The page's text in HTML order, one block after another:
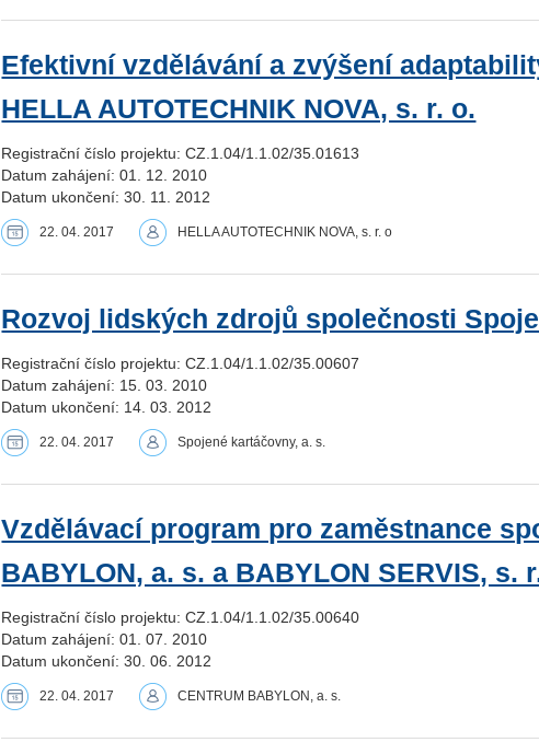
Efektivní vzdělávání a zvýšení
HELLA AUTOTECHNIK NOVA, s. r. o.
Registrační číslo projektu: CZ.1.04/1.1.02/35.01613
Datum zahájení: 01. 12. 2010
Datum ukončení: 30. 11. 2012
22. 04. 2017 HELLA AUTOTECHNIK NOVA, s. r. o
Rozvoj lidských zdrojů společnosti
Registrační číslo projektu: CZ.1.04/1.1.02/35.00607
Datum zahájení: 15. 03. 2010
Datum ukončení: 14. 03. 2012
22. 04. 2017 Spojené kartáčovny, a. s.
Vzdělávací program pro zaměstnance
BABYLON, a. s. a BABYLON SERVIS, s.
Registrační číslo projektu: CZ.1.04/1.1.02/35.00640
Datum zahájení: 01. 07. 2010
Datum ukončení: 30. 06. 2012
22. 04. 2017 CENTRUM BABYLON, a. s.